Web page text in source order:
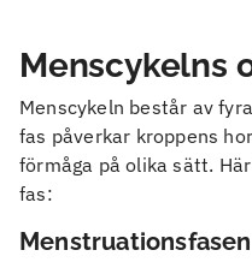
Menscykelns
Menscykeln består av
fas påverkar kroppens
förmåga på olika sätt.
fas: